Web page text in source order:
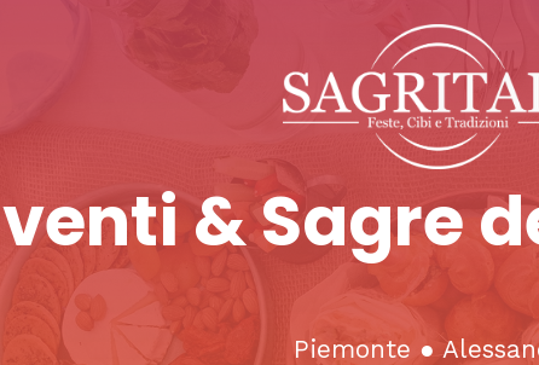
& Sagre
Piemonte ●